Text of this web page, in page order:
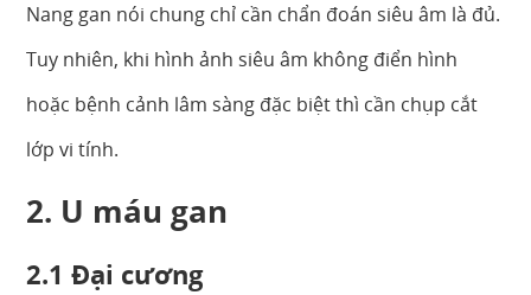
Nang gan nói chung chỉ cần chẩn đoán siêu âm là đủ.
Tuy nhiên, khi hình ảnh siêu âm không điển hình
hoặc bệnh cảnh lâm sàng đặc biệt thì cần chụp cắt
lớp vi tính.
2. U máu gan
2.1 Đại cương